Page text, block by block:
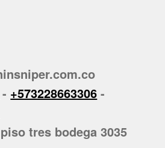
- +573228663306 -
tres bodega 3035